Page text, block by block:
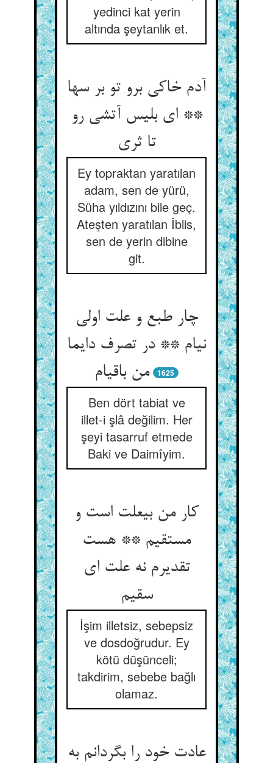
yedinci kat yerin
altında şeytanlık et.
آدم خاکی برو تو بر سها
** ای بلیس آتشی رو
تا ثری‏
Ey topraktan yaratılan
adam, sen de yürü,
Süha yıldızını bile geç.
Ateşten yaratılan İblis,
sen de yerin dibine
git.
چار طبع و علت اولی
نی‏ام ** در تصرف دایما
من باقی‏ام‏
1625
Ben dört tabiat ve
illet-i şlâ değilim. Her
şeyi tasarruf etmede
Baki ve Daimîyim.
کار من بی‏علت است و
مستقیم ** هست
تقدیرم نه علت ای
سقیم‏
İşim illetsiz, sebepsiz
ve dosdoğrudur. Ey
kötü düşünceli;
takdirim, sebebe bağlı
olamaz.
عادت خود را بگردانم به